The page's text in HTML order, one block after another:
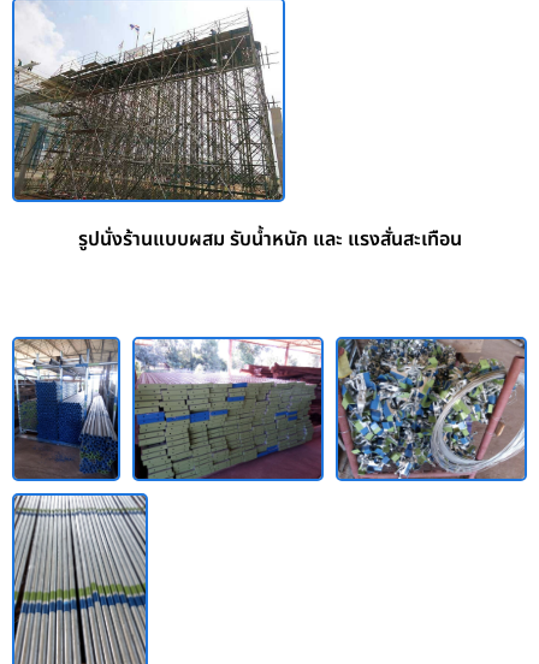
รูปนั่งร้านแบบผสม รับน้ำหนัก และ แรงสั่นสะเทือน